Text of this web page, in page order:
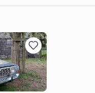
Bewaren
in
Mijn
Favorieten